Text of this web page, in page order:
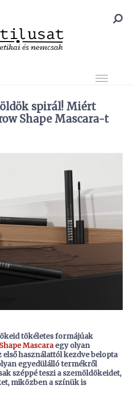
spirál! Miért
Shape Mascara-t
tökéletes formájúak
Mascaraegy olyan
használattól kezdve belopta
egyedülálló termékről
széppé teszi a szemöldökeidet,
miközben a színük is